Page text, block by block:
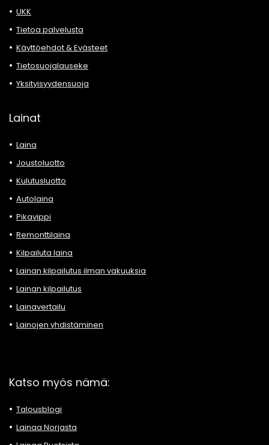
UKK
Tietoa palvelusta
Käyttöehdot & Evästeet
Tietosuojalauseke
Yksityisyydensuoja
Lainat
Laina
Joustoluotto
Kulutusluotto
Autolaina
Pikavippi
Remonttilaina
Kilpailuta laina
Lainan kilpailutus ilman vakuuksia
Lainan kilpailutus
Lainavertailu
Lainojen yhdistäminen
Katso myös nämä:
Talousblogi
Lainaa Norjasta